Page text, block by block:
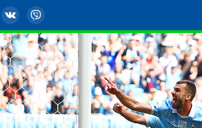
YouTubeВКонтакте